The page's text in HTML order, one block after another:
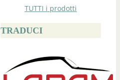
TUTTI i prodotti
TRADUCI